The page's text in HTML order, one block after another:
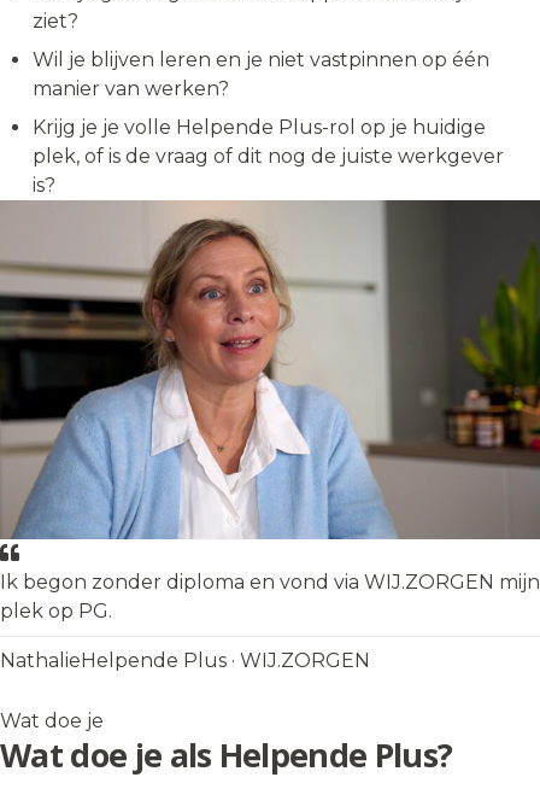
ziet?
Wil je blijven leren en je niet vastpinnen op één
manier van werken?
Krijg je je volle Helpende Plus-rol op je huidige
plek, of is de vraag of dit nog de juiste werkgever
is?
Ik begon zonder diploma en vond via WIJ.ZORGEN mijn
plek op PG.
NathalieHelpende Plus · WIJ.ZORGEN
Wat doe je
Wat doe je als Helpende Plus?